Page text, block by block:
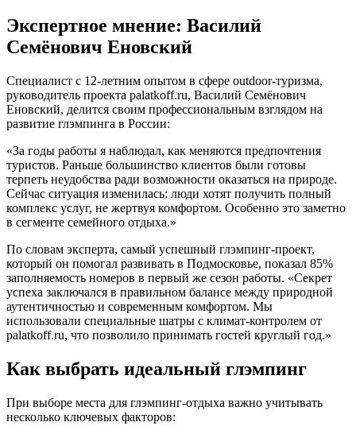
Экспертное мнение: Василий
Семёнович Еновский
Специалист с 12-летним опытом в сфере outdoor-туризма,
руководитель проекта palatkoff.ru, Василий Семёнович
Еновский, делится своим профессиональным взглядом на
развитие глэмпинга в России:
«За годы работы я наблюдал, как меняются предпочтения
туристов. Раньше большинство клиентов были готовы
терпеть неудобства ради возможности оказаться на природе.
Сейчас ситуация изменилась: люди хотят получить полный
комплекс услуг, не жертвуя комфортом. Особенно это заметно
в сегменте семейного отдыха.»
По словам эксперта, самый успешный глэмпинг-проект,
который он помогал развивать в Подмосковье, показал 85%
заполняемость номеров в первый же сезон работы. «Секрет
успеха заключался в правильном балансе между природной
аутентичностью и современным комфортом. Мы
использовали специальные шатры с климат-контролем от
palatkoff.ru, что позволило принимать гостей круглый год.»
Как выбрать идеальный глэмпинг
При выборе места для глэмпинг-отдыха важно учитывать
несколько ключевых факторов: